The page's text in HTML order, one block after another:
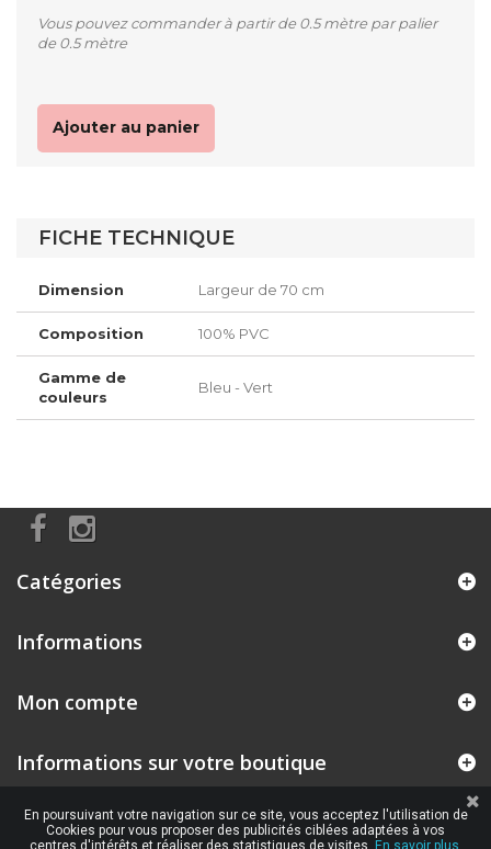
Vous pouvez commander à partir de 0.5 mètre par palier
de 0.5 mètre
Ajouter au panier
FICHE TECHNIQUE
Dimension Largeur de 70 cm
Composition 100% PVC
Gamme de
couleurs
Bleu - Vert
Catégories
Informations
Mon compte
Informations sur votre boutique
En poursuivant votre navigation sur ce site, vous acceptez l'utilisation de
Cookies pour vous proposer des publicités ciblées adaptées à vos
centres d'intérêts et réaliser des statistiques de visites.
En savoir plus.